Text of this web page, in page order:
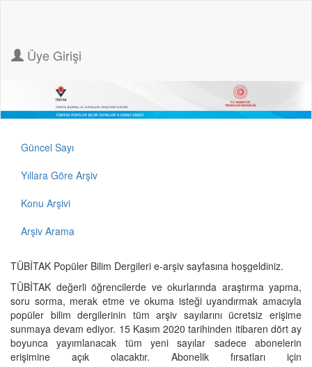
Üye Girişi
Güncel Sayı
Yıllara Göre Arşiv
Konu Arşivi
Arşiv Arama
TÜBİTAK Popüler Bilim Dergileri e-arşiv sayfasına hoşgeldiniz.
TÜBİTAK değerli öğrencilerde ve okurlarında araştırma yapma,
soru sorma, merak etme ve okuma isteği uyandırmak amacıyla
popüler bilim dergilerinin tüm arşiv sayılarını ücretsiz erişime
sunmaya devam ediyor. 15 Kasım 2020 tarihinden itibaren dört ay
boyunca yayımlanacak tüm yeni sayılar sadece abonelerin
erişimine açık olacaktır. Abonelik fırsatları için